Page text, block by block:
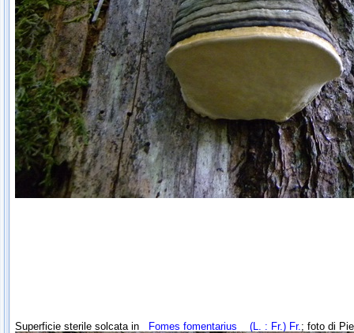
Superficie sterile solcata in Fomes fomentarius (L. : Fr.) Fr.; foto di